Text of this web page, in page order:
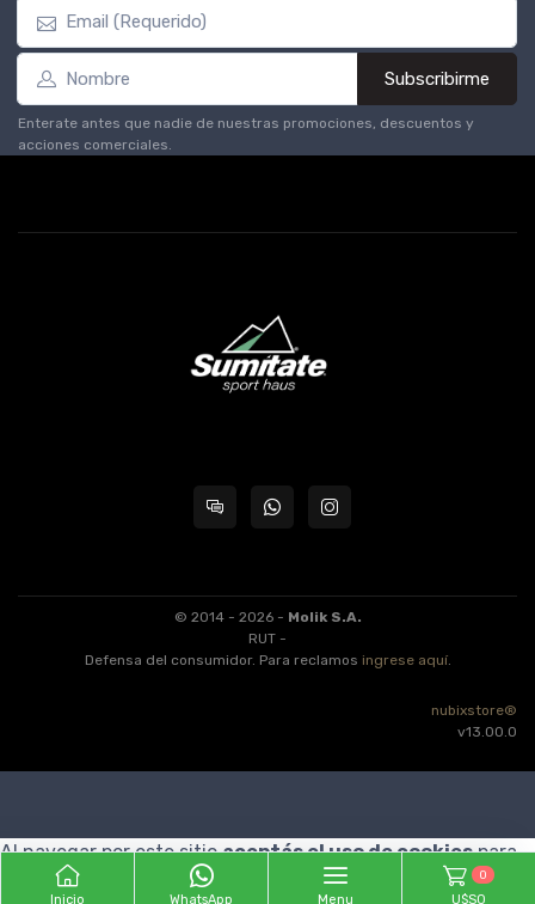
Subscribirme
Enterate antes que nadie de nuestras promociones, descuentos y
acciones comerciales.
© 2014 - 2026 - Molik S.A.
RUT -
Defensa del consumidor. Para reclamos ingrese aquí.
nubixstore®
v13.00.0
Inicio WhatsApp Menu
0
U$S0
Al navegar por este sitioaceptás el uso de cookiespara
agilizar tu experiencia de compra.
ENTENDIDO